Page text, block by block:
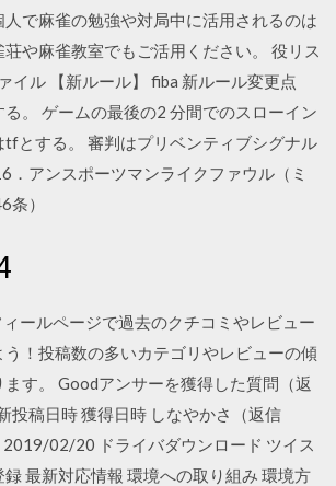
人で麻雀の勉強や対局中に活用されるのは
荘や麻雀教室でもご活用ください。 役リス
イル 【新ルール】 fiba 新ルール変更点
。 ゲームの最後の2 分間でのスローイン
tfとする。 審判はプリベンティブシグナル
．アンスポーツマンライクファウル（ミ
条）
ールページで過去のクチコミやレビュー
！投稿数の多いカテゴリやレビューの傾
す。 Goodアンサーを獲得した質問（返
投稿日時 獲得日時 しなやかさ（返信
02/20 ドライバダウンロード ツイス
最新対応情報 環境への取り組み 環境方